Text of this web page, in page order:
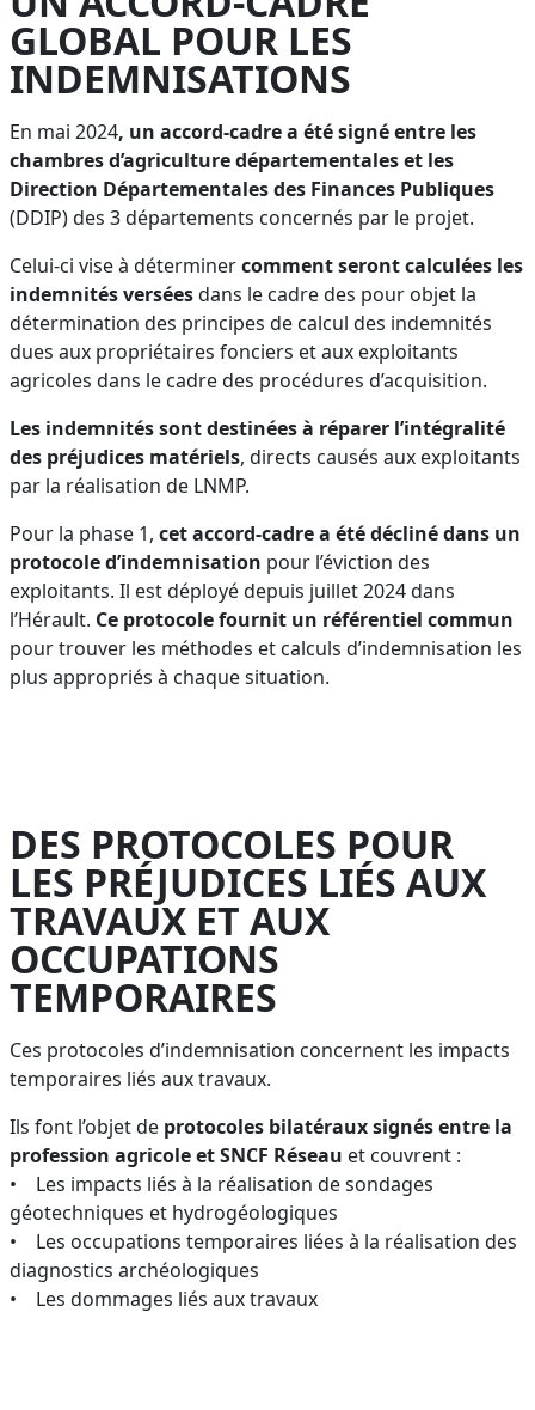
GLOBAL POUR LES
INDEMNISATIONS
En mai 2024, un accord-cadre a été signé entre les
chambres d’agriculture départementales et les
Direction Départementales des Finances Publiques
(DDIP) des 3 départements concernés par le projet.
Celui-ci vise à déterminercomment seront calculées les
indemnités verséesdans le cadre des pour objet la
détermination des principes de calcul des indemnités
dues aux propriétaires fonciers et aux exploitants
agricoles dans le cadre des procédures d’acquisition.
Les indemnités sont destinées à réparer l’intégralité
des préjudices matériels, directs causés aux exploitants
par la réalisation de LNMP.
Pour la phase 1, cet accord-cadre a été décliné dans un
protocole d’indemnisation pour l’éviction des
exploitants. Il est déployé depuis juillet 2024 dans
l’Hérault. Ce protocole fournit un référentiel commun
pour trouver les méthodes et calculs d’indemnisation les
plus appropriés à chaque situation.
DES PROTOCOLES POUR
LES PRÉJUDICES LIÉS AUX
TRAVAUX ET AUX
OCCUPATIONS
TEMPORAIRES
Ces protocoles d’indemnisation concernent les impacts
temporaires liés aux travaux.
Ils font l’objet de protocoles bilatéraux signés entre la
profession agricole et SNCF Réseau et couvrent :
• Les impacts liés à la réalisation de sondages
géotechniques et hydrogéologiques
• Les occupations temporaires liées à la réalisation des
diagnostics archéologiques
• Les dommages liés aux travaux